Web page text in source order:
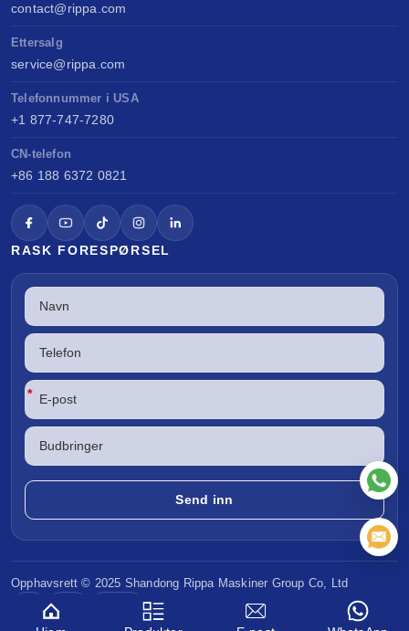
contact@rippa.com
Ettersalg
service@rippa.com
Telefonnummer i USA
+1 877-747-7280
CN-telefon
+86 188 6372 0821
RASK FORESPØRSEL
*
Opphavsrett © 2025 Shandong Rippa Maskiner Group Co, Ltd
EPA